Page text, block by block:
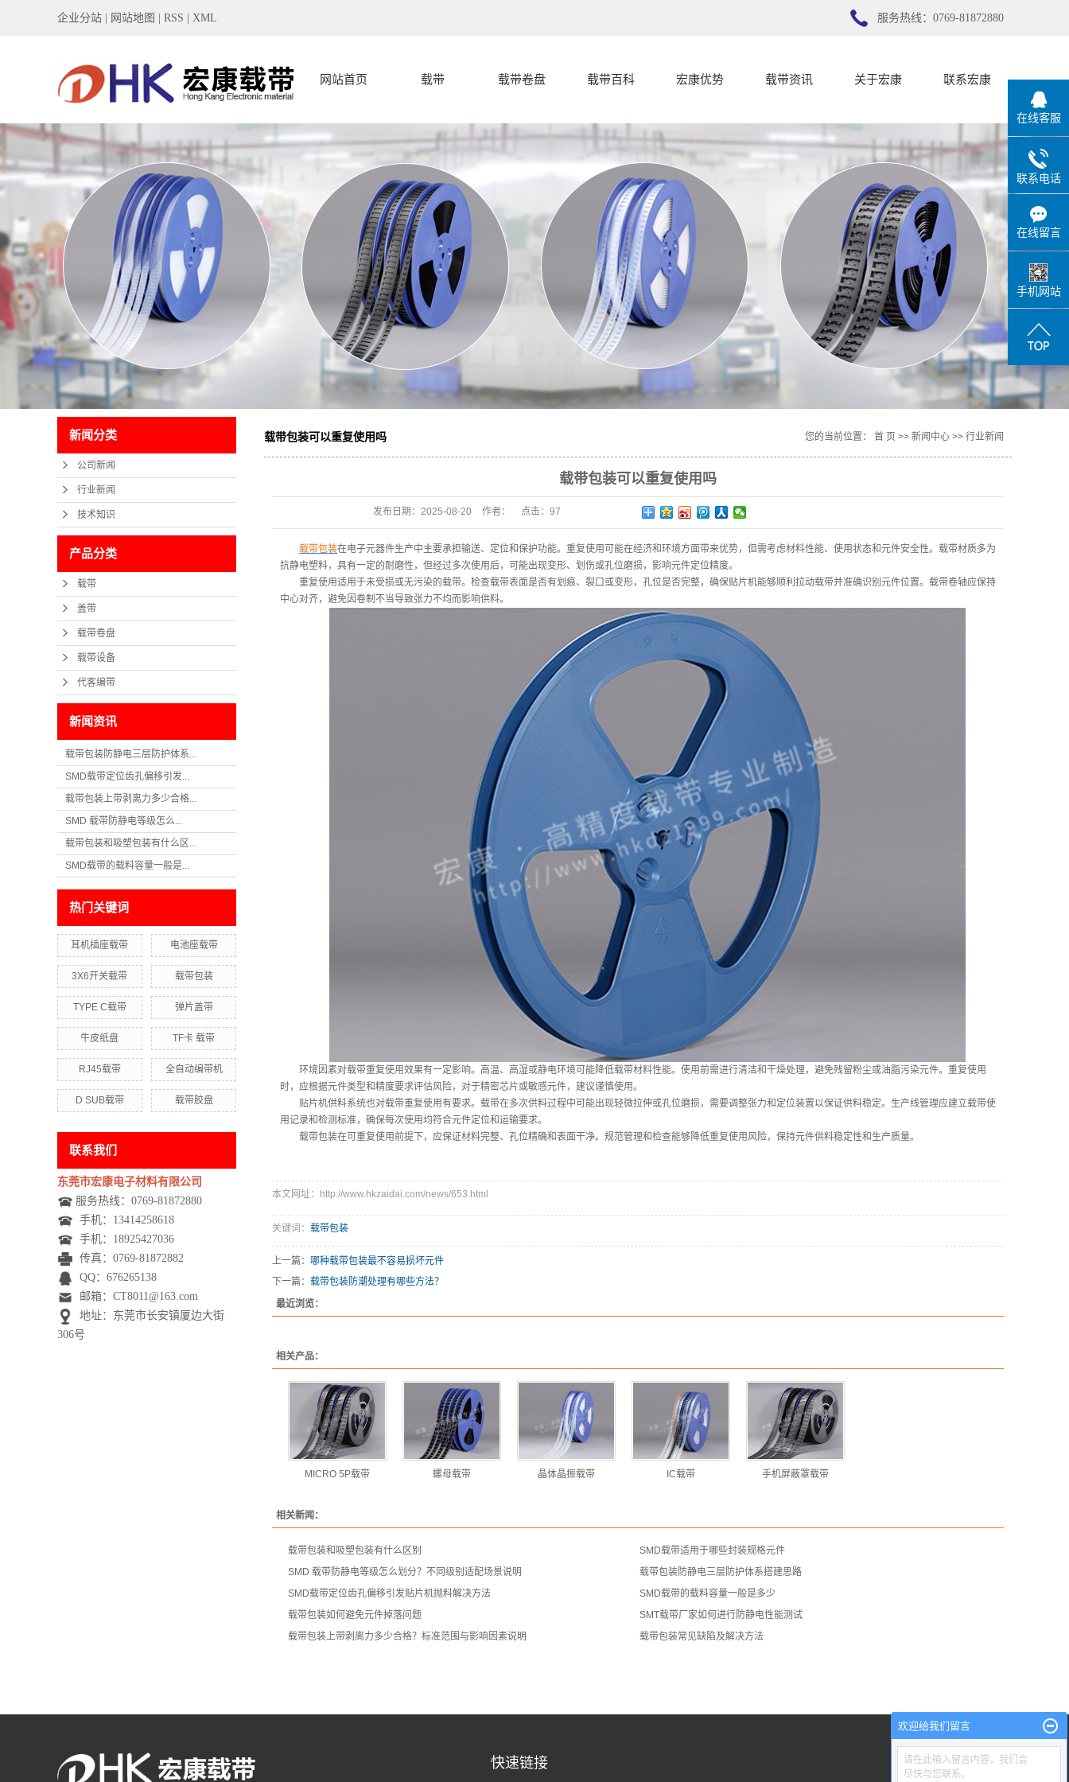
企业分站 网站地图 RSS XML 服务热线：0769-81872880
网站首页 载带
载带
盖带
载带卷盘
载带设备
代客编带
载带卷盘 载带百科
载带封合开裂
的几种常见形
式分析
载带编带过程
中的卡带和跳
料的原因
载带封合开裂
分析
载带的产品分
类
宏康载带有什
么特点，和盖
带有什么区别
宏康优势
宏康优势
载带资讯
公司新闻
技术知识
关于宏康
宏康简介
联系宏康
联系宏康
新闻分类
公司新闻
行业新闻
技术知识
产品分类
载带
盖带
载带卷盘
载带设备
代客编带
新闻资讯
载带包装防静电三层防护体系...
SMD载带定位齿孔偏移引发...
载带包装上带剥离力多少合格...
SMD 载带防静电等级怎么...
载带包装和吸塑包装有什么区...
SMD载带的载料容量一般是...
热门关键词
耳机插座载带 电池座载带
3X6开关载带 载带包装
TYPE C载带 弹片盖带
牛皮纸盘 TF卡 载带
RJ45载带 全自动编带机
D SUB载带 载带胶盘
联系我们
东莞市宏康电子材料有限公司
服务热线：0769-81872880
手机： 13414258618
手机： 18925427036
传真：0769-81872882
QQ：676265138
邮箱：CT8011@163.com
地址：东莞市长安镇厦边大街
306号
载带包装可以重复使用吗 您的当前位置： 首 页 >> 新闻中心 >> 行业新闻
载带包装可以重复使用吗
发布日期： 2025-08-20 作者： 点击： 97
载带包装在电子元器件生产中主要承担输送、定位和保护功能。重复使用可能在经济和环境方面带来优势，但需考虑材料性能、使用状态和元件安全性。载带材质多为
抗静电塑料，具有一定的耐磨性，但经过多次使用后，可能出现变形、划伤或孔位磨损，影响元件定位精度。
重复使用适用于未受损或无污染的载带。检查载带表面是否有划痕、裂口或变形，孔位是否完整，确保贴片机能够顺利拉动载带并准确识别元件位置。载带卷轴应保持
中心对齐，避免因卷制不当导致张力不均而影响供料。
环境因素对载带重复使用效果有一定影响。高温、高湿或静电环境可能降低载带材料性能。使用前需进行清洁和干燥处理，避免残留粉尘或油脂污染元件。重复使用
时，应根据元件类型和精度要求评估风险，对于精密芯片或敏感元件，建议谨慎使用。
贴片机供料系统也对载带重复使用有要求。载带在多次供料过程中可能出现轻微拉伸或孔位磨损，需要调整张力和定位装置以保证供料稳定。生产线管理应建立载带使
用记录和检测标准，确保每次使用均符合元件定位和运输要求。
载带包装在可重复使用前提下，应保证材料完整、孔位精确和表面干净。规范管理和检查能够降低重复使用风险，保持元件供料稳定性和生产质量。
本文网址：http://www.hkzaidai.com/news/653.html
关键词： 载带包装
上一篇： 哪种载带包装最不容易损坏元件
下一篇： 载带包装防潮处理有哪些方法？
最近浏览：
相关产品：
MICRO 5P载带 螺母载带 晶体晶振载带 IC载带 手机屏蔽罩载带
相关新闻：
载带包装和吸塑包装有什么区别
SMD载带适用于哪些封装规格元件
SMD 载带防静电等级怎么划分？不同级别适配场景说明
载带包装防静电三层防护体系搭建思路
SMD载带定位齿孔偏移引发贴片机抛料解决方法
SMD载带的载料容量一般是多少
载带包装如何避免元件掉落问题
SMT载带厂家如何进行防静电性能测试
载带包装上带剥离力多少合格？标准范围与影响因素说明
载带包装常见缺陷及解决方法
快速链接
在线客服
联系电话
在线留言
手机网站
欢迎给我们留言
请在此输入留言内容，我们会
尽快与您联系。